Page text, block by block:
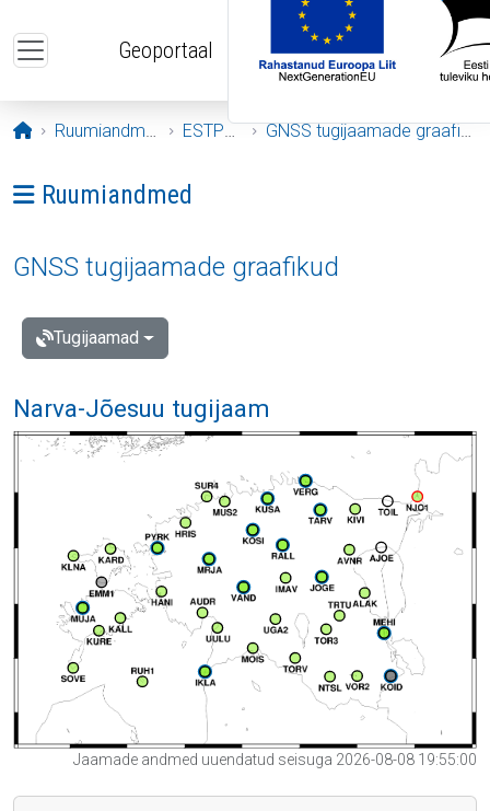
Geoportaal
Avaleht
Ruumiandmed ESTPOS GNSS tugijaamade graafikud
Ava menüü: Ruumiandmed
Ruumiandmed
GNSS tugijaamade graafikud
Tugijaamad
Narva-Jõesuu tugijaam
Jaamade andmed uuendatud seisuga 2026-08-08 19:55:00